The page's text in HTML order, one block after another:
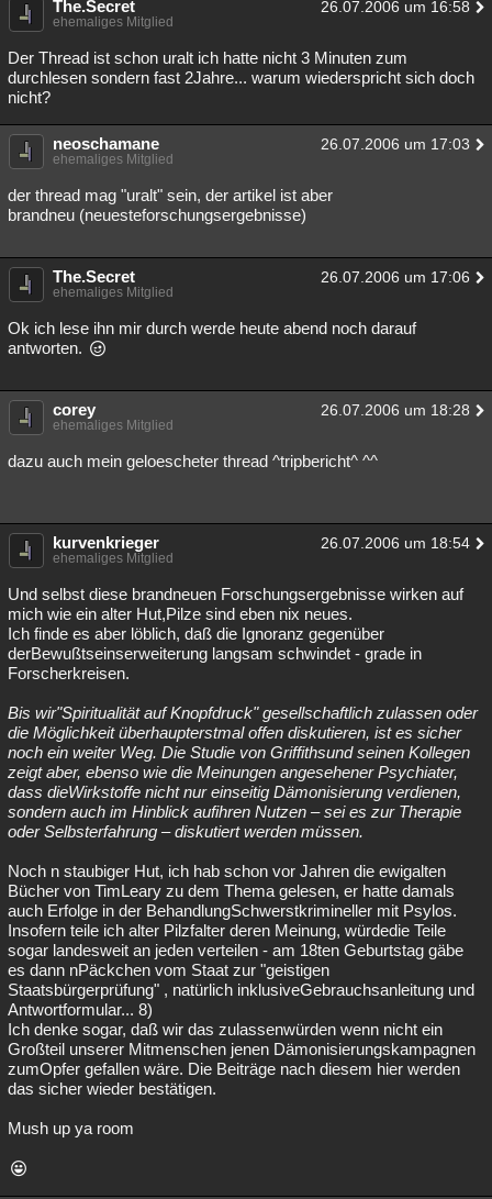
The.Secret 26.07.2006 um 16:58
ehemaliges Mitglied
Der Thread ist schon uralt ich hatte nicht 3 Minuten zum
durchlesen sondern fast 2Jahre... warum wiederspricht sich doch
nicht?
neoschamane 26.07.2006 um 17:03
ehemaliges Mitglied
der thread mag "uralt" sein, der artikel ist aber
brandneu (neuesteforschungsergebnisse)
The.Secret 26.07.2006 um 17:06
ehemaliges Mitglied
Ok ich lese ihn mir durch werde heute abend noch darauf
antworten.
corey 26.07.2006 um 18:28
ehemaliges Mitglied
dazu auch mein geloescheter thread ^tripbericht^ ^^
kurvenkrieger 26.07.2006 um 18:54
ehemaliges Mitglied
Und selbst diese brandneuen Forschungsergebnisse wirken auf
mich wie ein alter Hut,Pilze sind eben nix neues.
Ich finde es aber löblich, daß die Ignoranz gegenüber
derBewußtseinserweiterung langsam schwindet - grade in
Forscherkreisen.
Bis wir"Spiritualität auf Knopfdruck" gesellschaftlich zulassen oder
die Möglichkeit überhaupterstmal offen diskutieren, ist es sicher
noch ein weiter Weg. Die Studie von Griffithsund seinen Kollegen
zeigt aber, ebenso wie die Meinungen angesehener Psychiater,
dass dieWirkstoffe nicht nur einseitig Dämonisierung verdienen,
sondern auch im Hinblick aufihren Nutzen – sei es zur Therapie
oder Selbsterfahrung – diskutiert werden müssen.
Noch n staubiger Hut, ich hab schon vor Jahren die ewigalten
Bücher von TimLeary zu dem Thema gelesen, er hatte damals
auch Erfolge in der BehandlungSchwerstkrimineller mit Psylos.
Insofern teile ich alter Pilzfalter deren Meinung, würdedie Teile
sogar landesweit an jeden verteilen - am 18ten Geburtstag gäbe
es dann nPäckchen vom Staat zur "geistigen
Staatsbürgerprüfung" , natürlich inklusiveGebrauchsanleitung und
Antwortformular... 8)
Ich denke sogar, daß wir das zulassenwürden wenn nicht ein
Großteil unserer Mitmenschen jenen Dämonisierungskampagnen
zumOpfer gefallen wäre. Die Beiträge nach diesem hier werden
das sicher wieder bestätigen.
Mush up ya room